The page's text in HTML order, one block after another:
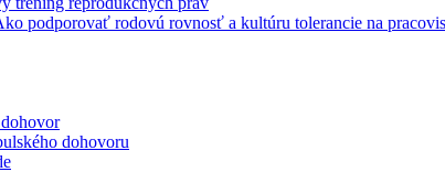
podporovať rodovú rovnosť a kultúru tolerancie na
dohovoru